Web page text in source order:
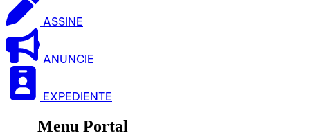
ASSINE
ANUNCIE
EXPEDIENTE
Menu Portal